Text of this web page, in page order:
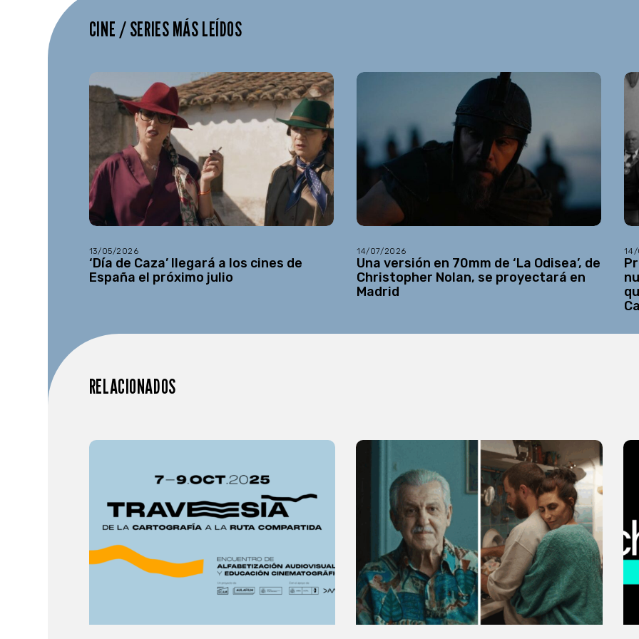
CINE / SERIES MÁS LEÍDOS
13/05/2026
‘Día de Caza’ llegará a los cines de
España el próximo julio
14/07/2026
Una versión en 70mm de ‘La Odisea’, de
Christopher Nolan, se proyectará en
Madrid
RELACIONADOS